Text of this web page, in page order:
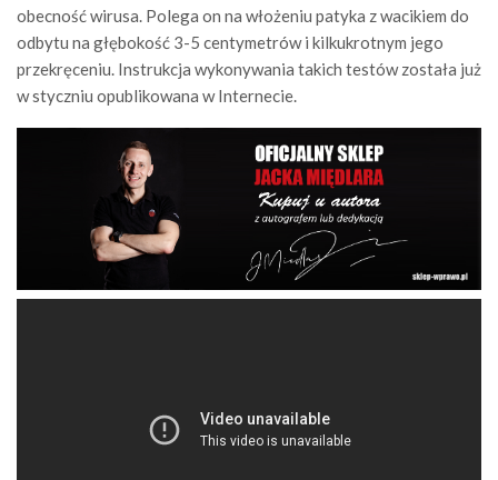
obecność wirusa. Polega on na włożeniu patyka z wacikiem do
odbytu na głębokość 3-5 centymetrów i kilkukrotnym jego
przekręceniu. Instrukcja wykonywania takich testów została już
w styczniu opublikowana w Internecie.